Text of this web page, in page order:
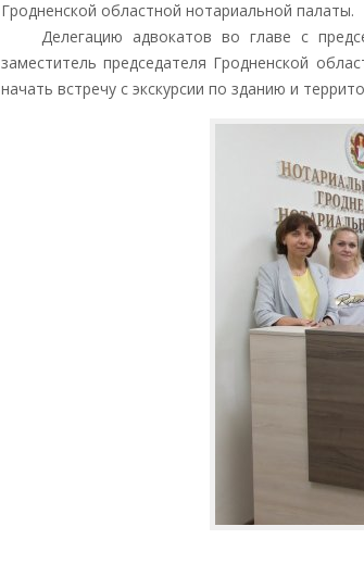
Гродненской областной нотариальной палаты.
Делегацию адвокатов во главе с
заместитель председателя Гродненской
начать встречу с экскурсии по зданию и